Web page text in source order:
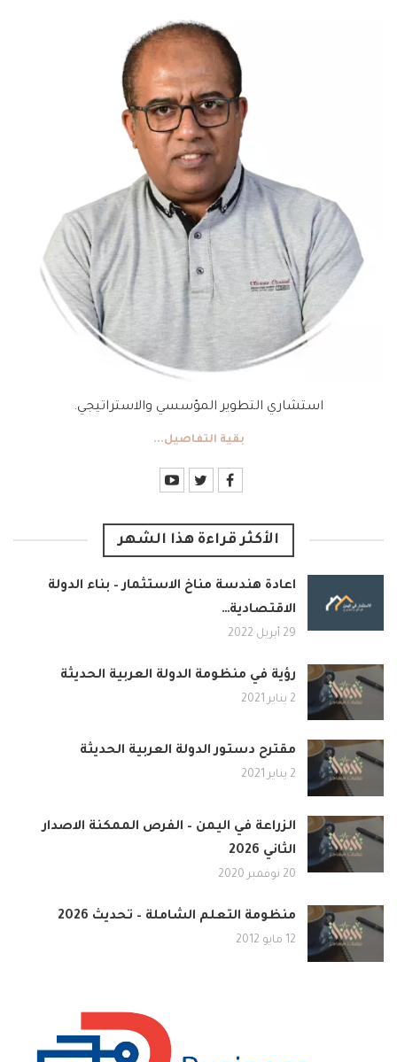
استشاري التطوير المؤسسي والاستراتيجي.
بقية التفاصيل...
الأكثر قراءة هذا الشهر
اعادة هندسة مناخ الاستثمار – بناء الدولة
الاقتصادية…
29 أبريل 2022
رؤية في منظومة الدولة العربية الحديثة
2 يناير 2021
مقترح دستور الدولة العربية الحديثة
2 يناير 2021
الزراعة في اليمن – الفرص الممكنة الاصدار
الثاني 2026
20 نوفمبر 2020
منظومة التعلم الشاملة – تحديث 2026
12 مايو 2012